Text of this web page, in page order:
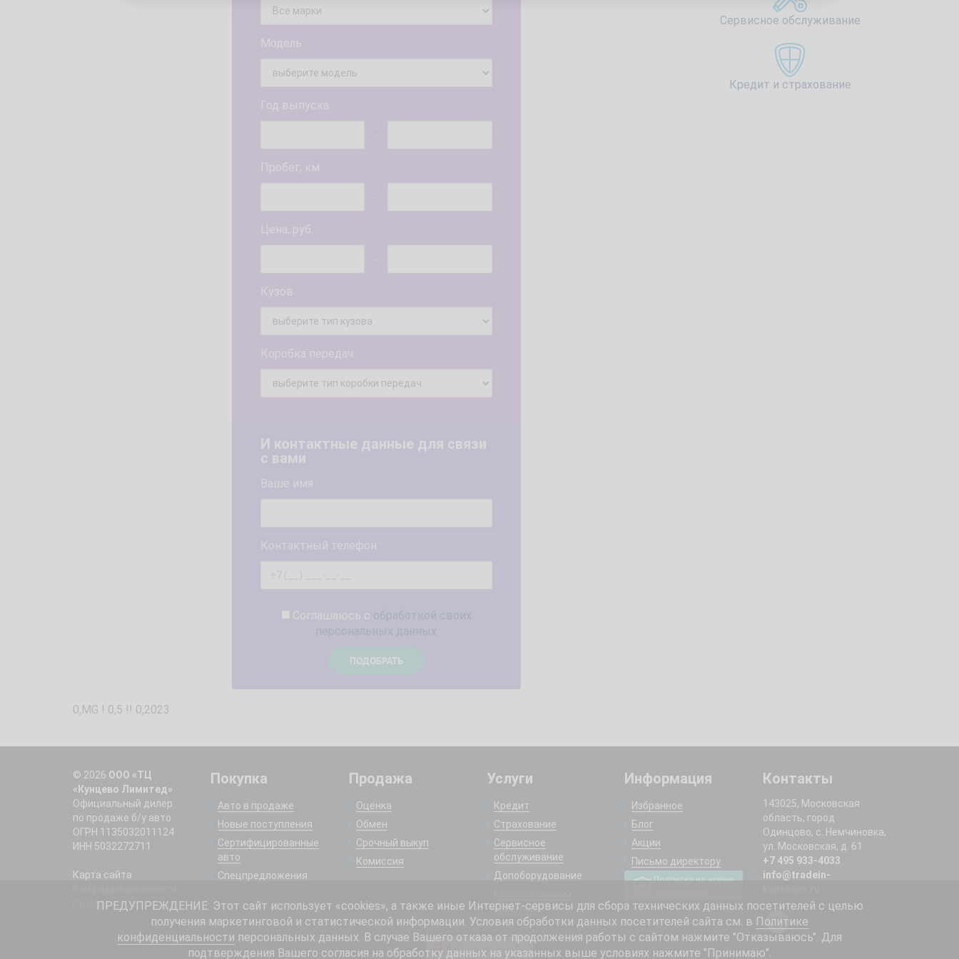
Сервисное обслуживание
Кредит и страхование
Модель
Год выпуска
...
Пробег, км.
...
Цена, руб.
...
Кузов
Коробка передач
И контактные данные для связи
с вами
Ваше имя
Контактный телефон
Соглашаюсь с обработкой своих
персональных данных
0,MG ! 0,5 !! 0,2023
© 2026 ООО «ТЦ
«Кунцево Лимитед»
Официальный дилер
по продаже б/у авто
ОГРН 1135032011124
ИНН 5032272711
Карта сайта
Cookie
Покупка
Авто в продаже
Новые поступления
Сертифицированные
авто
Спецпредложения
Продажа
Оценка
Обмен
Срочный выкуп
Комиссия
Услуги
Кредит
Страхование
Сервисное
обслуживание
Допоборудование
клиентам
Информация
Избранное
Блог
Акции
Письмо директору
Подписка на новые
Контакты
143025, Московская
область, город
Одинцово, с. Немчиновка,
ул. Московская, д. 61
+7 495 933-4033
info@tradein-
ПРЕДУПРЕЖДЕНИЕ: Этот сайт использует «cookies», а также иные Интернет-сервисы для сбора технических данных посетителей с целью
получения маркетинговой и статистической информации. Условия обработки данных посетителей сайта см. в Политике
конфиденциальности персональных данных. В случае Вашего отказа от продолжения работы с сайтом нажмите "Отказываюсь". Для
подтверждения Вашего согласия на обработку данных на указанных выше условиях нажмите "Принимаю".